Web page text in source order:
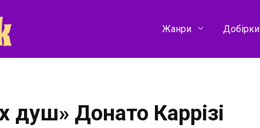
Жанри Добірки
душ» Донато Каррізі